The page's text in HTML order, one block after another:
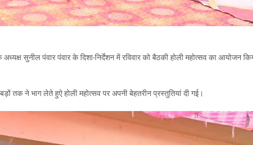
सुनील पंवार पंवार के दिशा-निर्देशन में रविवार को बैठकी होली महोत्सव का आयोजन
तक ने भाग लेते हुऐ होली महोत्सव पर अपनी बेहतरीन प्रस्तुतियां दी गई।